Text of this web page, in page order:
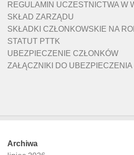
REGULAMIN UCZESTNICTWA W
SKŁAD ZARZĄDU
SKŁADKI CZŁONKOWSKIE NA
STATUT PTTK
UBEZPIECZENIE CZŁONKÓW
ZAŁĄCZNIKI DO UBEZPIECZENIA
Archiwa